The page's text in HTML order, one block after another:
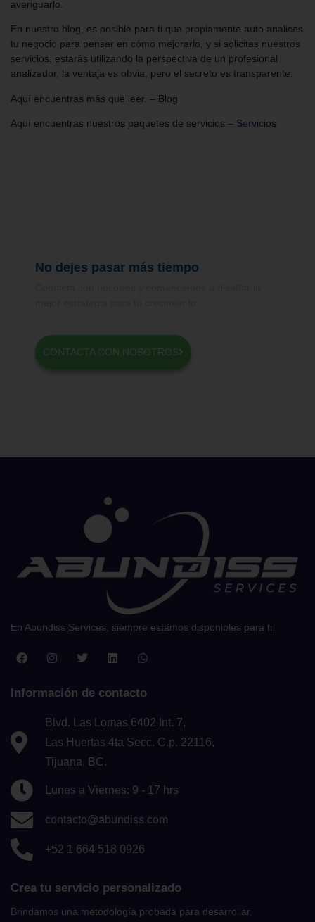
averiguarlo.
En nuestro blog, es posible para ti que propiamente auto analices
tu negocio para pensar en cómo mejorarlo, y si solicitas nuestros
servicios, estarás utilizando la perspectiva de un profesional
analizador, la ventaja es obvia, pero el secreto es transparente.
Aquí encuentras más que leer. – Blog
Aquí encuentras nuestros paquetes de servicios – Servicios
No dejes pasar más tiempo
CONTACTA CON NOSOTROS
En Abundiss Services, siempre estamos disponibles para ti.
Información de contacto
Blvd. Las Lomas 6402 Int. 7,
Las Huertas 4ta Secc. C.p. 22116,
Tijuana, BC.
Lunes a Viernes: 9 - 17 hrs
contacto@abundiss.com
+52 1 664 518 0926
Crea tu servicio personalizado
Brindamos una metodología probada para desarrollar,